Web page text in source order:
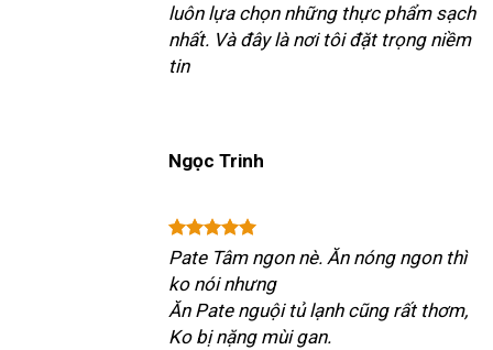
luôn lựa chọn những thực phẩm sạch
nhất. Và đây là nơi tôi đặt trọng niềm
tin
Ngọc Trinh
Pate Tâm ngon nè. Ăn nóng ngon thì
ko nói nhưng
Ăn Pate nguội tủ lạnh cũng rất thơm,
Ko bị nặng mùi gan.